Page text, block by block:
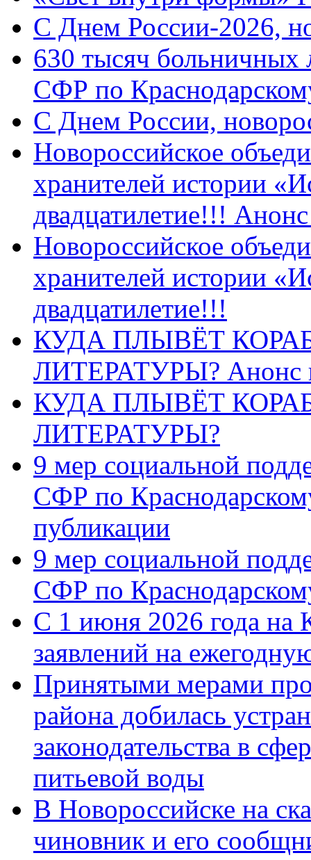
C Днем России-2026,
630 тысяч больничных
СФР по
C Днем России,
Новороссийское
хранителей истории
двадцатилетие!!!
Новороссийское
хранителей истории
двадцатилетие!!!
КУДА ПЛЫВЁТ
ЛИТЕРАТУРЫ? Анонс
КУДА ПЛЫВЁТ
ЛИТЕРАТУРЫ?
9 мер социальной
СФР по
публикации
9 мер социальной
СФР по
С 1 июня 2026 года на
заявлений на
Принятыми мерами
района добилась
законодательства в
питьевой воды
В Новороссийске на
чиновник и его